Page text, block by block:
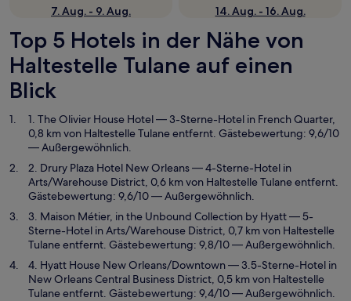
7. Aug. - 9. Aug.
14. Aug. - 16. Aug.
Top 5 Hotels in der Nähe von
Haltestelle Tulane auf einen
Blick
1. The Olivier House Hotel— 3-Sterne-Hotel in French Quarter,
0,8 km von Haltestelle Tulane entfernt. Gästebewertung: 9,6/10
— Außergewöhnlich.
2. Drury Plaza Hotel New Orleans— 4-Sterne-Hotel in
Arts/Warehouse District, 0,6 km von Haltestelle Tulane entfernt.
Gästebewertung: 9,6/10 — Außergewöhnlich.
3. Maison Métier, in the Unbound Collection by Hyatt— 5-
Sterne-Hotel in Arts/Warehouse District, 0,7 km von Haltestelle
Tulane entfernt. Gästebewertung: 9,8/10 — Außergewöhnlich.
4. Hyatt House New Orleans/Downtown— 3.5-Sterne-Hotel in
New Orleans Central Business District, 0,5 km von Haltestelle
Tulane entfernt. Gästebewertung: 9,4/10 — Außergewöhnlich.